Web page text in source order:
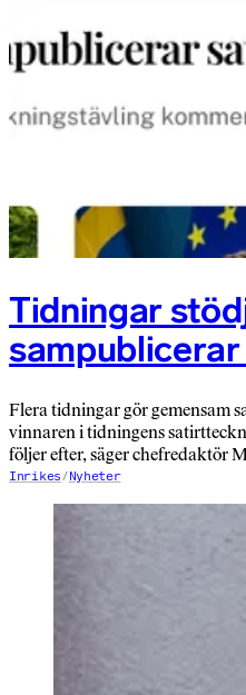
Tidningar
Flera tidningar gör gemensam
vinnaren i tidningens
följer efter, säger chefredaktör
Inrikes/Nyheter